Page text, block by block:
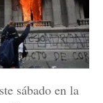
sábado en la